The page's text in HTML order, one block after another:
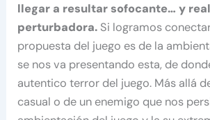
llegar a resultar sofocante… y
perturbadora. Si logramos
propuesta del juego es de la
se nos va presentando esta, de
autentico terror del juego. Más allá
casual o de un enemigo que nos